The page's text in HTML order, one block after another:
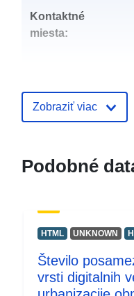
Kontaktné
miesta:
uriRef:
Zobraziť viac
Podobné
HTML UNKNOWN
Število
vrsti digitalnih